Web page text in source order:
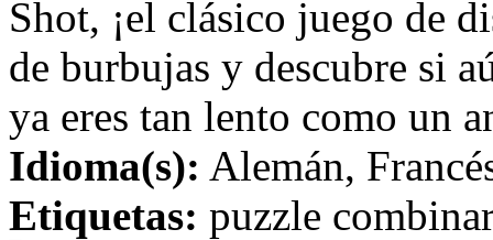
Shot, ¡el clásico juego de
de burbujas y descubre si
ya eres tan lento como un
Idioma(s): Alemán,
Etiquetas: puzzle